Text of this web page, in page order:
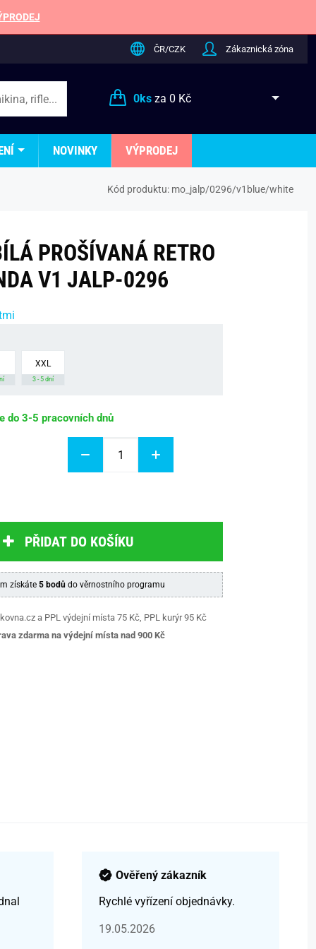
ČR/CZK Zákaznická zóna
0ksza 0 Kč
NOVINKY VÝPRODEJ
Kód produktu: mo_jalp/0296/v1blue/white
PROŠÍVANÁ RETRO
V1 JALP-0296
XXL
3 - 5 dní
do 3-5 pracovních dnů
PŘIDAT DO KOŠÍKU
získáte 5 bodů do věrnostního programu
a PPL výdejní místa 75 Kč, PPL kurýr 95 Kč
zdarma na výdejní místa nad 900 Kč
Ověřený zákazník
Rychlé vyřízení objednávky.
19.05.2026